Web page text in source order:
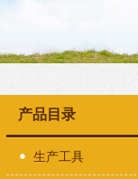
产品目录
生产工具